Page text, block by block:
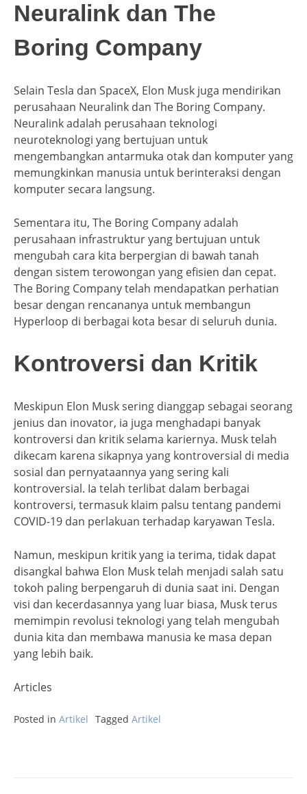
Neuralink dan The
Boring Company
Selain Tesla dan SpaceX, Elon Musk juga mendirikan
perusahaan Neuralink dan The Boring Company.
Neuralink adalah perusahaan teknologi
neuroteknologi yang bertujuan untuk
mengembangkan antarmuka otak dan komputer yang
memungkinkan manusia untuk berinteraksi dengan
komputer secara langsung.
Sementara itu, The Boring Company adalah
perusahaan infrastruktur yang bertujuan untuk
mengubah cara kita berpergian di bawah tanah
dengan sistem terowongan yang efisien dan cepat.
The Boring Company telah mendapatkan perhatian
besar dengan rencananya untuk membangun
Hyperloop di berbagai kota besar di seluruh dunia.
Kontroversi dan Kritik
Meskipun Elon Musk sering dianggap sebagai seorang
jenius dan inovator, ia juga menghadapi banyak
kontroversi dan kritik selama kariernya. Musk telah
dikecam karena sikapnya yang kontroversial di media
sosial dan pernyataannya yang sering kali
kontroversial. Ia telah terlibat dalam berbagai
kontroversi, termasuk klaim palsu tentang pandemi
COVID-19 dan perlakuan terhadap karyawan Tesla.
Namun, meskipun kritik yang ia terima, tidak dapat
disangkal bahwa Elon Musk telah menjadi salah satu
tokoh paling berpengaruh di dunia saat ini. Dengan
visi dan kecerdasannya yang luar biasa, Musk terus
memimpin revolusi teknologi yang telah mengubah
dunia kita dan membawa manusia ke masa depan
yang lebih baik.
Articles
Posted in Artikel Tagged Artikel